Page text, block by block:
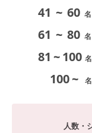
41 ~ 60 名
61 ~ 80 名
81 ~100 名
100~ 名
人数・